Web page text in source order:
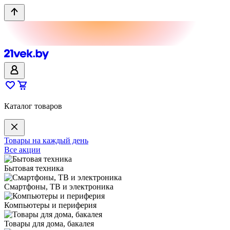
Каталог товаров
Товары на каждый день
Все акции
Бытовая техника
Смартфоны, ТВ и электроника
Компьютеры и периферия
Товары для дома, бакалея